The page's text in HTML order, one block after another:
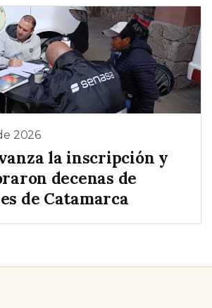
2026
la inscripción y
decenas de
de Catamarca